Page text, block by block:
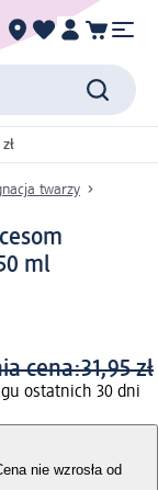
twarzy
ml
cena:31,95 zł
ostatnich 30 dni
nie wzrosła od